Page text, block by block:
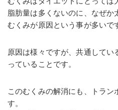
脂肪量は多くないのに、なぜ
むくみが原因という事が多いで
原因は様々ですが、共通して
っていることです。
このむくみの解消にも、トラン
す。